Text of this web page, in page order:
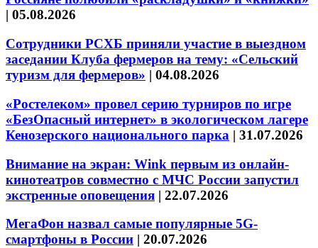
| 05.08.2026
Сотрудники РСХБ приняли участие в выездном
заседании Клуба фермеров на тему: «Сельский
туризм для фермеров» | 04.08.2026
«Ростелеком» провел серию турниров по игре
«БезОпасный интернет» в экологическом лагере
Кенозерского национального парка | 31.07.2026
Внимание на экран: Wink первым из онлайн-
кинотеатров совместно с МЧС России запустил
экстренные оповещения | 22.07.2026
МегаФон назвал самые популярные 5G-
смартфоны в России | 20.07.2026